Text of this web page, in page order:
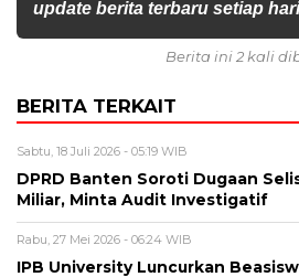
update berita terbaru setiap hari
Berita ini 2 kali
BERITA TERKAIT
Sabtu, 18 Juli 2026 - 05:19 WIB
DPRD Banten Soroti Dugaan
Miliar, Minta Audit Investigatif
Rabu, 27 Mei 2026 - 06:24 WIB
IPB University Luncurkan